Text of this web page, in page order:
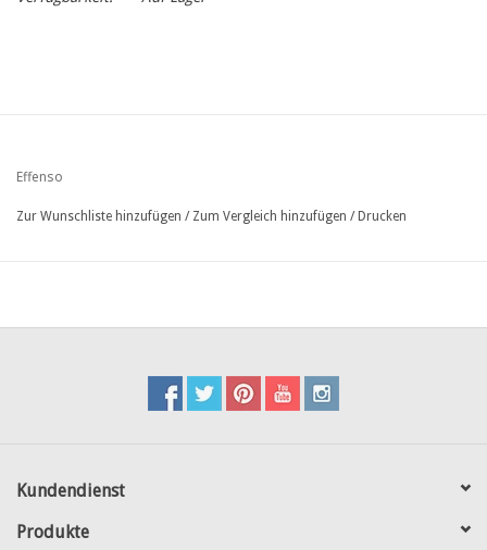
Effenso
Zur Wunschliste hinzufügen / Zum Vergleich hinzufügen / Drucken
Kundendienst
Produkte